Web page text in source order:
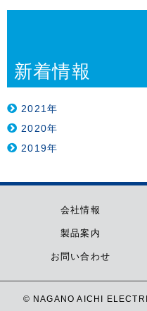
新着情報
2021年
2020年
2019年
会社情報
製品案内
お問い合わせ
© NAGANO AICHI